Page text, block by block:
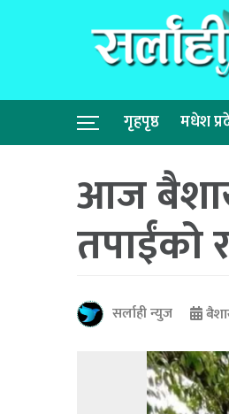
गृहपृष्ठ मधेश
आज
तपाईंको
सर्लाही न्युज